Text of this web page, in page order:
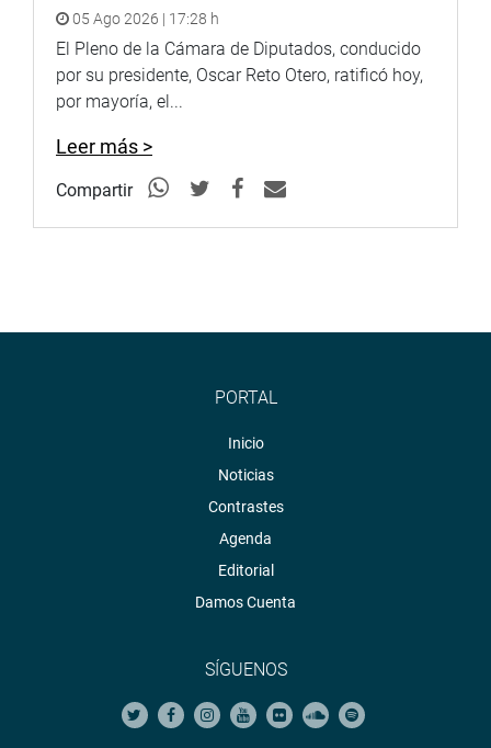
05 Ago 2026 | 17:28 h
El Pleno de la Cámara de Diputados, conducido
por su presidente, Oscar Reto Otero, ratificó hoy,
por mayoría, el...
Leer más >
Compartir
PORTAL
Inicio
Noticias
Contrastes
Agenda
Editorial
Damos Cuenta
SÍGUENOS